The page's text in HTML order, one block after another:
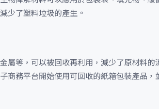
少了塑料垃圾的產生。
屬等，可以被回收再利用，減少了原材料
商務平台開始使用可回收的紙箱包裝產品